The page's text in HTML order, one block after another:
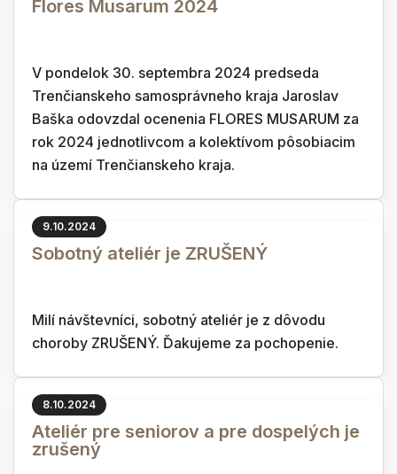
Flores Musarum 2024
V pondelok 30. septembra 2024 predseda
Trenčianskeho samosprávneho kraja Jaroslav
Baška odovzdal ocenenia FLORES MUSARUM za
rok 2024 jednotlivcom a kolektívom pôsobiacim
na území Trenčianskeho kraja.
9.10.2024
Sobotný ateliér je ZRUŠENÝ
Milí návštevníci, sobotný ateliér je z dôvodu
choroby ZRUŠENÝ. Ďakujeme za pochopenie.
8.10.2024
Ateliér pre seniorov a pre dospelých je
zrušený